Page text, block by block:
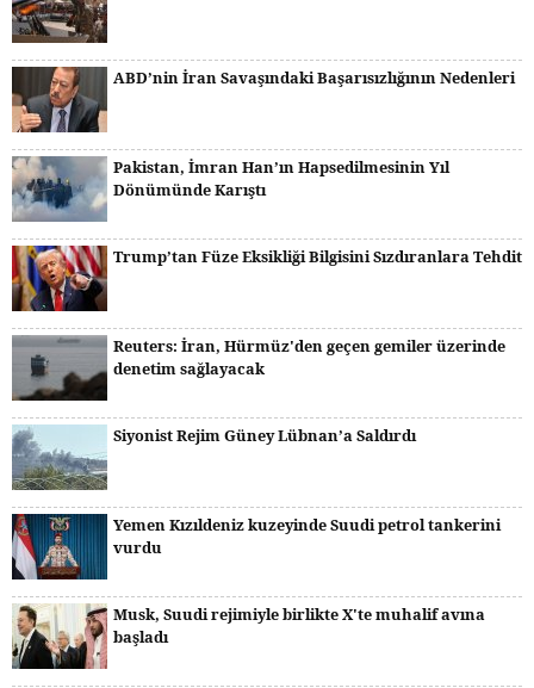
ABD’nin İran Savaşındaki Başarısızlığının Nedenleri
Pakistan, İmran Han’ın Hapsedilmesinin Yıl
Dönümünde Karıştı
Trump’tan Füze Eksikliği Bilgisini Sızdıranlara Tehdit
Reuters: İran, Hürmüz'den geçen gemiler üzerinde
denetim sağlayacak
Siyonist Rejim Güney Lübnan’a Saldırdı
Yemen Kızıldeniz kuzeyinde Suudi petrol tankerini
vurdu
Musk, Suudi rejimiyle birlikte X'te muhalif avına
başladı